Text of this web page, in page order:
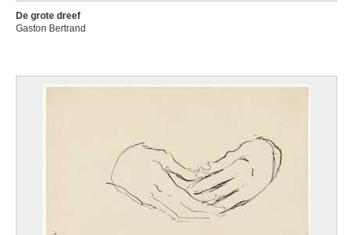
De grote dreef
Gaston Bertrand